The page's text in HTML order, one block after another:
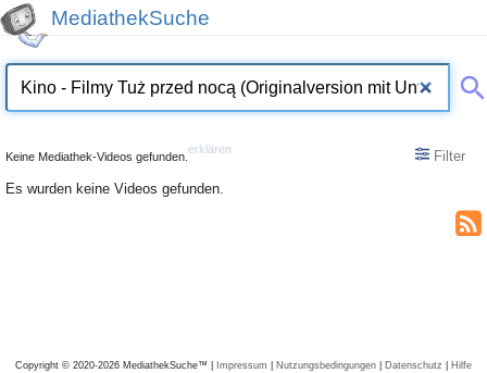
MediathekSuche
Keine Mediathek-Videos gefunden.
erklären
Filter
Es wurden keine Videos gefunden.
Copyright © 2020-2026 MediathekSuche™ | Impressum | Nutzungsbedingungen | Datenschutz | Hilfe